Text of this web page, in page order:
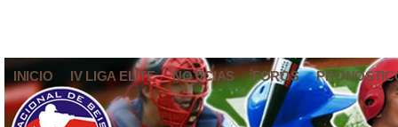
INICIO IV LIGA ELITE NOTICIAS FOROS